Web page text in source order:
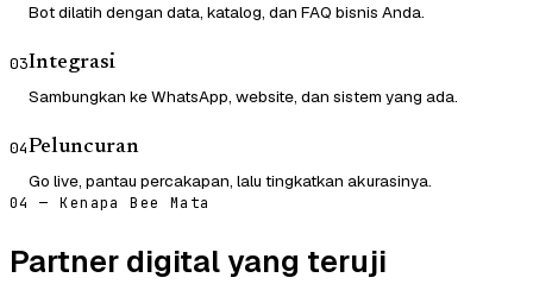
Bot dilatih dengan data, katalog, dan FAQ bisnis Anda.
03Integrasi
Sambungkan ke WhatsApp, website, dan sistem yang ada.
04Peluncuran
Go live, pantau percakapan, lalu tingkatkan akurasinya.
04 — Kenapa Bee Mata
Partner digital yang teruji